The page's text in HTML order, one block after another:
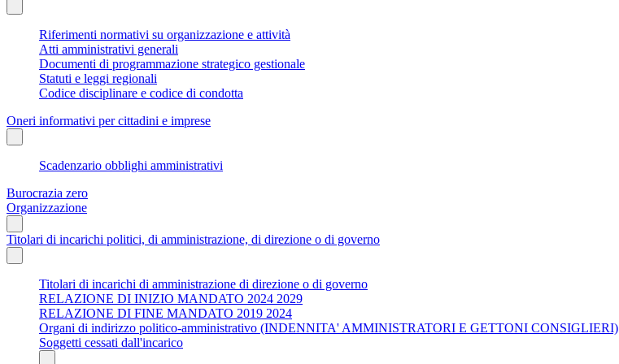
Riferimenti normativi su organizzazione e attività
Atti amministrativi generali
Documenti di programmazione strategico gestionale
Statuti e leggi regionali
Codice disciplinare e codice di condotta
Oneri informativi per cittadini e imprese
Scadenzario obblighi amministrativi
Burocrazia zero
Organizzazione
Titolari di incarichi politici, di amministrazione, di direzione o di governo
Titolari di incarichi di amministrazione di direzione o di governo
RELAZIONE DI INIZIO MANDATO 2024 2029
RELAZIONE DI FINE MANDATO 2019 2024
Organi di indirizzo politico-amministrativo (INDENNITA' AMMINISTRATORI E GETTONI CONSIGLIERI)
Soggetti cessati dall'incarico